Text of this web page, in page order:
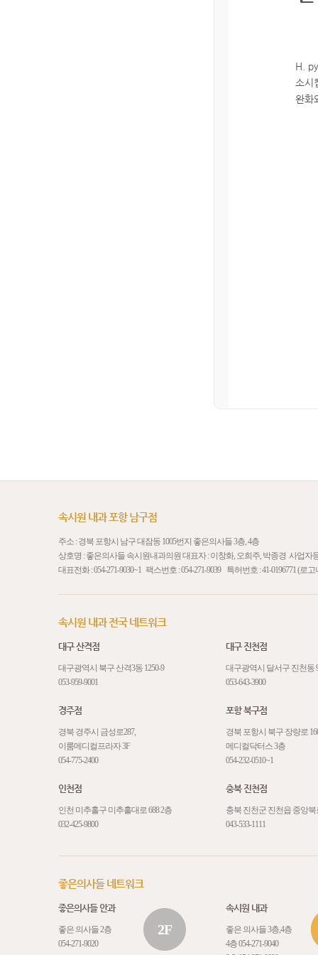
H.
소시
완화
속시원 내과 포항 남구점
주소 : 경북 포항시 남구 대잠동 1005번지 좋은의사들 3층, 4층
상호명 : 좋은의사들 속시원내과의원 대표자 : 이창화, 오희주, 박종경 사업자등
대표전화 :054-271-9030~1 팩스번호 : 054-271-9039 특허번호 : 41-0196771 (
속시원 내과 전국 네트워크
대구 산격점
대구광역시 북구 산격3동 1250-9
053-959-9001
대구 진천점
대구광역시 달서구 진천동
053-643-3900
경주점
경북 경주시 금성로287,
이룸메디컬프라자 3F
054-775-2400
포항 북구점
경북 포항시 북구 장량로
메디컬닥터스 3층
054-232-0510~1
인천점
인천 미추홀구 미추홀대로 688 2층
032-425-9800
충북 진천점
충북 진천군 진천읍 중앙북
043-533-1111
좋은의사들 네트워크
좋은의사들 안과
좋은 의사들 2층
054-271-9020
2F
속시원 내과
좋은 의사들 3층,4층
4층054-271-9040